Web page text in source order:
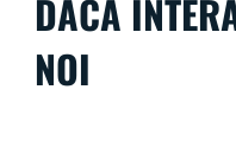
DACĂ
NOI